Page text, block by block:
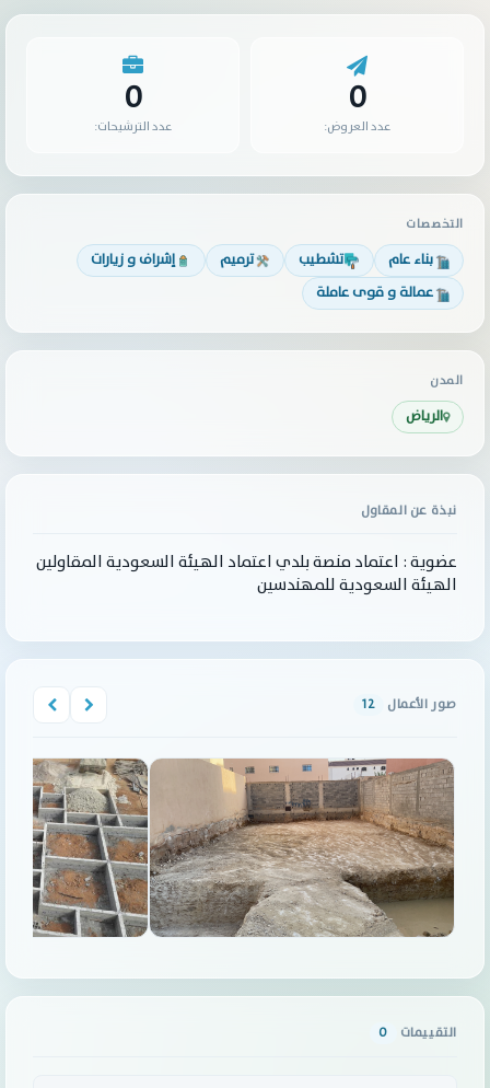
0
عدد العروض:
0
عدد الترشيحات:
التخصصات
بناء عام تشطيب ترميم
إشراف و زيارات
عمالة و قوى عاملة
المدن
الرياض
نبذة عن المقاول
عضوية : اعتماد منصة بلدي اعتماد الهيئة السعودية المقاولين
الهيئة السعودية للمهندسين
صور الأعمال 12
التقييمات 0